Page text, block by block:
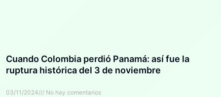
Cuando Colombia perdió Panamá: así fue la
ruptura histórica del 3 de noviembre
03/11/2024 No hay comentarios